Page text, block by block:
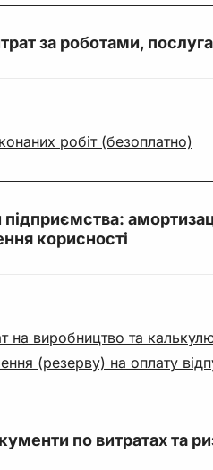
за роботами,
робіт (безоплатно)
підприємства:
корисності
виробництво та
(резерву) на оплату
по витратах та